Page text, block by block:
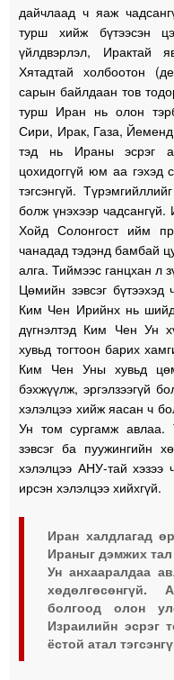
дайчлаад ч яаж
турш хийж бүтээсэн
үйлдвэрлэл, Ирактай
Хятадтай холбоотон
сарын байлдаан тов
турш Иран нь олон
Сири, Ирак, Газа, Йеменд
тэд нь Ираны эсрэг
цохидоггүй юм аа гэхэд
тэгсэнгүй.
болж үнэхээр
Хойд Солонгост ийм
чанадад тэдэнд бамбай
алга. Тиймээс ганцхан л
Цөмийн зэвсэг
Ким Чен Ирийнх нь
дүгнэлтэд Ким Чен Ун
хувьд тогтоон барих
Ким Чен Уны хувьд
бэхжүүлж, эргэлзээгүй
хэлэлцээ хийж яасан ч
Ун том сургамж авлаа.
зэвсэг ба пуужингийн
хэлэлцээ АНУ-тай
ирсэн хэлэлцээ хийхгүй.
Иран халдлагад
Ираныг дэмжих
Ун анхааралдаа
болгоод олон
Израилийн эсрэг
ёстой атал